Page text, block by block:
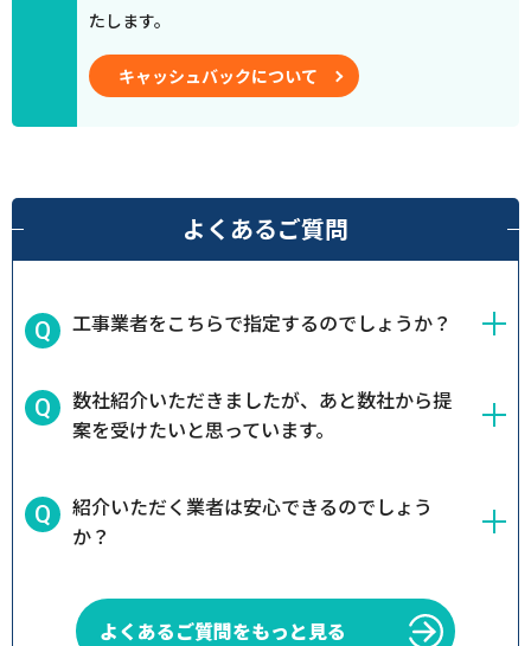
たします。
キャッシュバックについて
よくあるご質問
工事業者をこちらで指定するのでしょうか？
数社紹介いただきましたが、あと数社から提
案を受けたいと思っています。
紹介いただく業者は安心できるのでしょう
か？
よくあるご質問をもっと見る